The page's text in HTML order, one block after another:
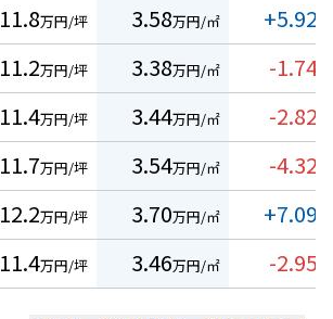
11.8万円/坪 3.58万円/㎡ +5.92
11.2万円/坪 3.38万円/㎡ -1.74
11.4万円/坪 3.44万円/㎡ -2.82
11.7万円/坪 3.54万円/㎡ -4.32
12.2万円/坪 3.70万円/㎡ +7.09
11.4万円/坪 3.46万円/㎡ -2.95